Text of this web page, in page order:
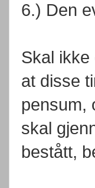
6.) Den
Skal ikke
at disse
pensum,
skal
bestått,